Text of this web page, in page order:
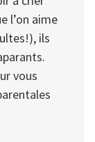
l’on aime
ils
vous